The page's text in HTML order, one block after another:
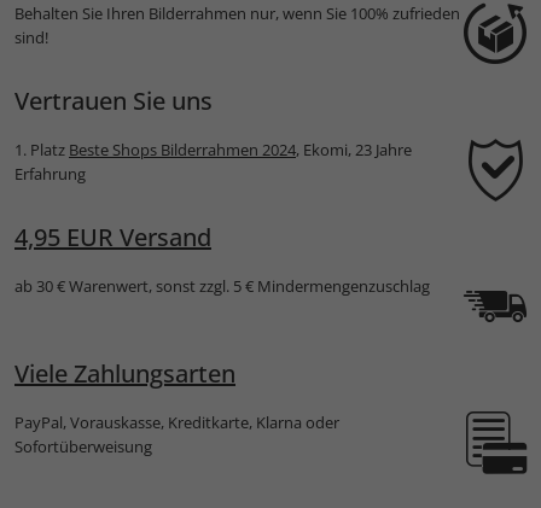
Behalten Sie Ihren Bilderrahmen nur, wenn Sie 100% zufrieden
sind!
Vertrauen Sie uns
1. Platz Beste Shops Bilderrahmen 2024, Ekomi, 23 Jahre
Erfahrung
4,95 EUR Versand
ab 30 € Warenwert, sonst zzgl. 5 € Mindermengenzuschlag
Viele Zahlungsarten
PayPal, Vorauskasse, Kreditkarte, Klarna oder
Sofortüberweisung